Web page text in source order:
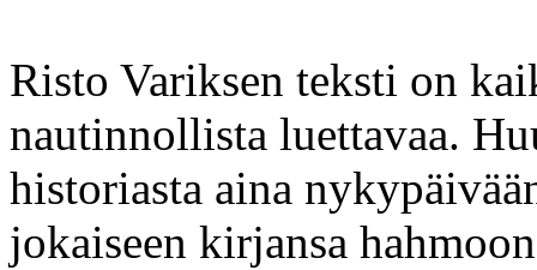
Risto Variksen teksti on
nautinnollista luettavaa.
historiasta aina
jokaiseen kirjansa